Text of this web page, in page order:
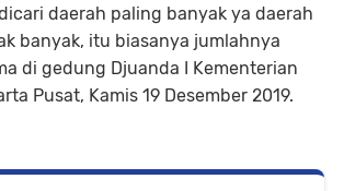
daerah paling banyak ya daerah
banyak, itu biasanya jumlahnya
di gedung Djuanda I Kementerian
Pusat, Kamis 19 Desember 2019.